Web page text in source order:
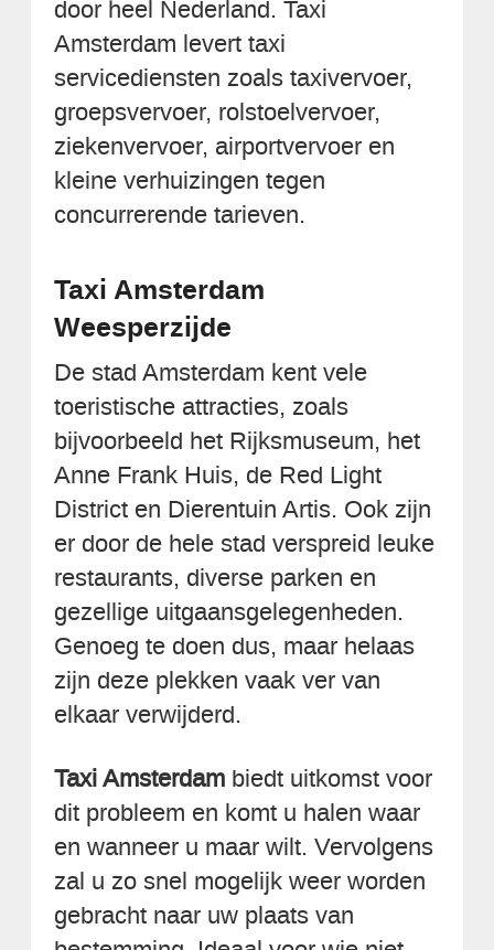
door heel Nederland. Taxi
Amsterdam levert taxi
servicediensten zoals taxivervoer,
groepsvervoer, rolstoelvervoer,
ziekenvervoer, airportvervoer en
kleine verhuizingen tegen
concurrerende tarieven.
Taxi Amsterdam
Weesperzijde
De stad Amsterdam kent vele
toeristische attracties, zoals
bijvoorbeeld het Rijksmuseum, het
Anne Frank Huis, de Red Light
District en Dierentuin Artis. Ook zijn
er door de hele stad verspreid leuke
restaurants, diverse parken en
gezellige uitgaansgelegenheden.
Genoeg te doen dus, maar helaas
zijn deze plekken vaak ver van
elkaar verwijderd.
Taxi Amsterdam biedt uitkomst voor
dit probleem en komt u halen waar
en wanneer u maar wilt. Vervolgens
zal u zo snel mogelijk weer worden
gebracht naar uw plaats van